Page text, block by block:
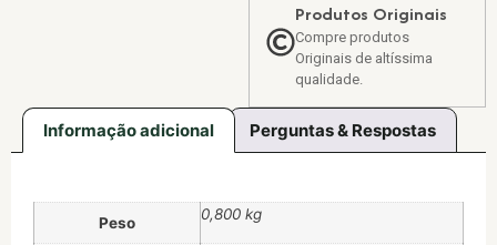
Produtos Originais
Compre produtos
Originais de altíssima
qualidade.
Informação adicional Perguntas & Respostas
Peso 0,800 kg